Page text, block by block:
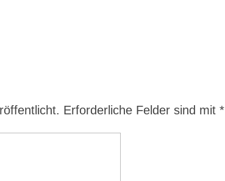
Erforderliche Felder sind mit*